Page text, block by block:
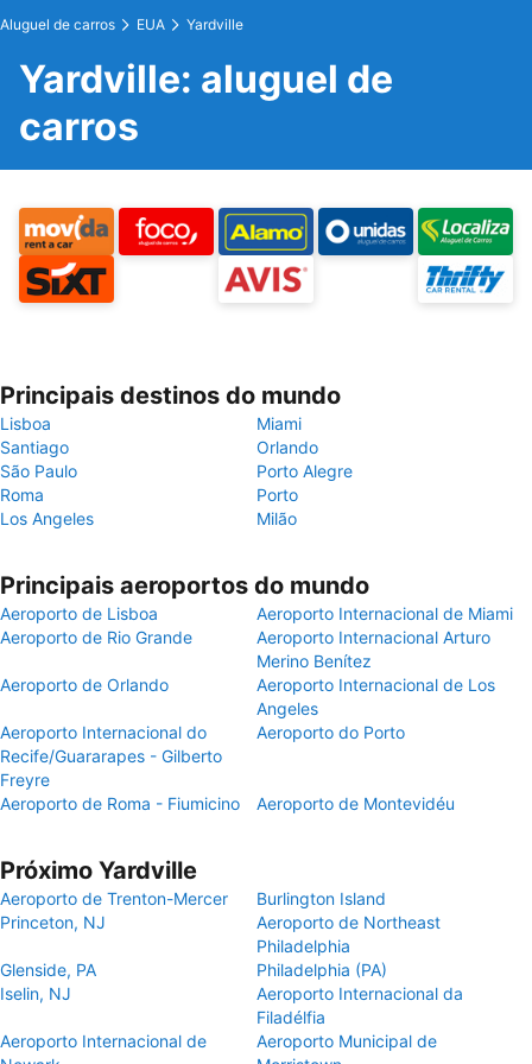
Aluguel de carros EUA Yardville
Yardville: aluguel de
carros
Principais destinos do mundo
Lisboa
Miami
Santiago
Orlando
São Paulo
Porto Alegre
Roma
Porto
Los Angeles
Milão
Principais aeroportos do mundo
Aeroporto de Lisboa
Aeroporto Internacional de Miami
Aeroporto de Rio Grande
Aeroporto Internacional Arturo
Merino Benítez
Aeroporto de Orlando
Aeroporto Internacional de Los
Angeles
Aeroporto Internacional do
Recife/Guararapes - Gilberto
Freyre
Aeroporto do Porto
Aeroporto de Roma - Fiumicino Aeroporto de Montevidéu
Próximo Yardville
Aeroporto de Trenton-Mercer
Burlington Island
Princeton, NJ
Aeroporto de Northeast
Philadelphia
Glenside, PA
Philadelphia (PA)
Iselin, NJ
Aeroporto Internacional da
Filadélfia
Aeroporto Internacional de
Aeroporto Municipal de